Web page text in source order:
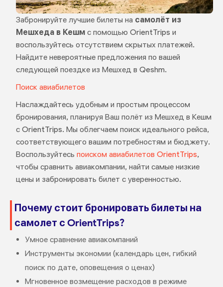
Забронируйте лучшие билеты на самолёт из
Мешхеда в Кешмс помощью OrientTrips и
воспользуйтесь отсутствием скрытых платежей.
Найдите невероятные предложения по вашей
следующей поездке из Мешхед в Qeshm.
Поиск авиабилетов
Наслаждайтесь удобным и простым процессом
бронирования, планируя Ваш полёт из Мешхед в Кешм
с OrientTrips. Мы облегчаем поиск идеального рейса,
соответствующего вашим потребностям и бюджету.
Воспользуйтесь поиском авиабилетов OrientTrips,
чтобы сравнить авиакомпании, найти самые низкие
цены и забронировать билет с уверенностью.
Почему стоит бронировать билеты на
самолет с OrientTrips?
Умное сравнение авиакомпаний
Инструменты экономии (календарь цен, гибкий
поиск по дате, оповещения о ценах)
Мгновенное возмещение расходов в режиме